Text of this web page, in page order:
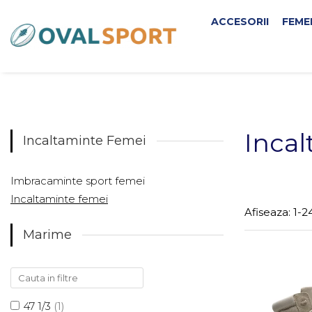
Femei
Barbati
ACCESORII FEMEI
Incaltaminte Femei
Imbracaminte sport femei
Incaltaminte femei
Marime
47 1/3 (1)
Afiseaza: 1-